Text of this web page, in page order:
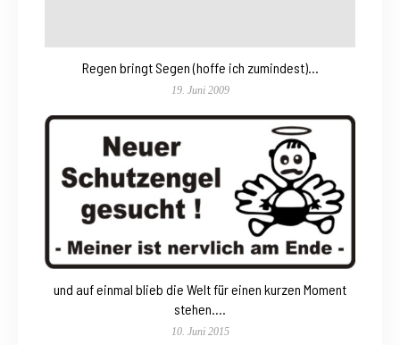
Regen bringt Segen (hoffe ich zumindest)…
19. Juni 2009
und auf einmal blieb die Welt für einen kurzen Moment
stehen….
10. Juni 2015